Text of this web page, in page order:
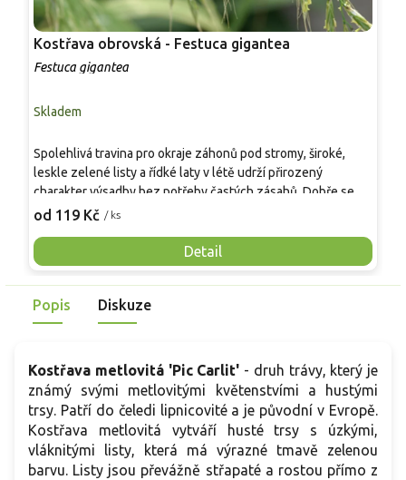
Kostřava obrovská - Festuca gigantea
Festuca gigantea
Skladem
od 119 Kč / ks
Detail
Spolehlivá travina pro okraje záhonů pod stromy, široké,
leskle zelené listy a řídké laty v létě udrží přirozený
charakter výsadby bez potřeby častých zásahů. Dobře se
kombinuje s dlužichami, kakosty, meduňkovitými trvalkami i s
vyhovuje polostín, případně stín, vlhčí, ale propustná zem s
příměsí listovky. Oproti suchomilným kostřavám se lépe
uplatní tam, kde se půda na jaře déle drží svěží a v létě
nedochází k přehřívání kořenů. V dospělosti dorůstá
přibližně 0,8–1,2 m na výšku, v květu až 1,5 m, šířka trsu bývá
Popis Diskuze
Kostřava metlovitá 'Pic Carlit' - druh trávy, který je
známý svými metlovitými květenstvími a hustými
trsy. Patří do čeledi lipnicovité a je původní v Evropě.
Kostřava metlovitá vytváří husté trsy s úzkými,
vláknitými listy, která má výrazné tmavě zelenou
barvu. Listy jsou převážně střapaté a rostou přímo z